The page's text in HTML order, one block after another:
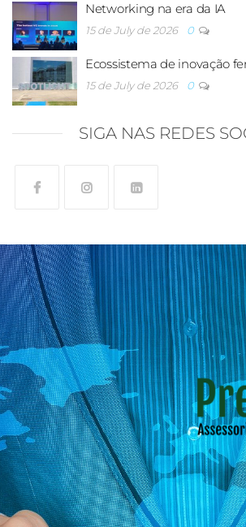
Networking na era da IA
15 de July de 2026 0
Ecossistema de inovação
15 de July de 2026 0
SIGA NAS REDES